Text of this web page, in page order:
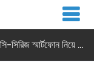
নতুন সি-সিরিজ স্মার্টফোন নিয়ে আসছে রিয়েলমি